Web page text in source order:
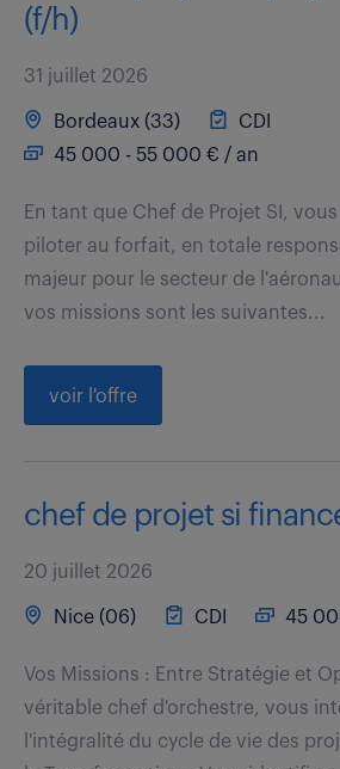
(f/h)
31 juillet 2026
Bordeaux (33)
CDI
45 000 - 55 000 € / an
En tant que Chef de Projet SI,
piloter au forfait, en totale
majeur pour le secteur de
vos missions sont les suivantes...
voir l'offre
chef de projet si
20 juillet 2026
Nice (06) CDI 45
Vos Missions : Entre Stratégie et
véritable chef d'orchestre, vous
l'intégralité du cycle de vie des